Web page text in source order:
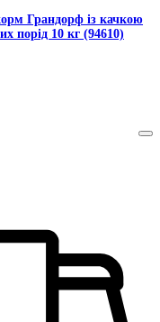
Грандорф із качкою
порід 10 кг (94610)